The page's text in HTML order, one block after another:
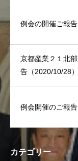
例会の開催ご報
京都産業２１北
告（2020/10/28）
例会開催のご報
カテゴリー